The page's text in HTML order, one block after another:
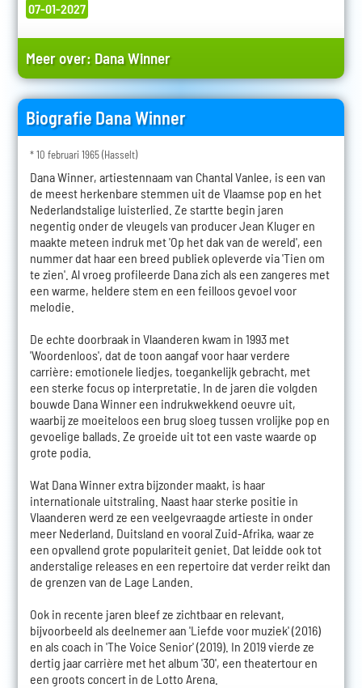
07-01-2027
Meer over: Dana Winner
Biografie Dana Winner
* 10 februari 1965 (Hasselt)
Dana Winner, artiestennaam van Chantal Vanlee, is een van
de meest herkenbare stemmen uit de Vlaamse pop en het
Nederlandstalige luisterlied. Ze startte begin jaren
negentig onder de vleugels van producer Jean Kluger en
maakte meteen indruk met 'Op het dak van de wereld', een
nummer dat haar een breed publiek opleverde via 'Tien om
te zien'. Al vroeg profileerde Dana zich als een zangeres met
een warme, heldere stem en een feilloos gevoel voor
melodie.
De echte doorbraak in Vlaanderen kwam in 1993 met
'Woordenloos', dat de toon aangaf voor haar verdere
carrière: emotionele liedjes, toegankelijk gebracht, met
een sterke focus op interpretatie. In de jaren die volgden
bouwde Dana Winner een indrukwekkend oeuvre uit,
waarbij ze moeiteloos een brug sloeg tussen vrolijke pop en
gevoelige ballads. Ze groeide uit tot een vaste waarde op
grote podia.
Wat Dana Winner extra bijzonder maakt, is haar
internationale uitstraling. Naast haar sterke positie in
Vlaanderen werd ze een veelgevraagde artieste in onder
meer Nederland, Duitsland en vooral Zuid-Afrika, waar ze
een opvallend grote populariteit geniet. Dat leidde ook tot
anderstalige releases en een repertoire dat verder reikt dan
de grenzen van de Lage Landen.
Ook in recente jaren bleef ze zichtbaar en relevant,
bijvoorbeeld als deelnemer aan 'Liefde voor muziek' (2016)
en als coach in 'The Voice Senior' (2019). In 2019 vierde ze
dertig jaar carrière met het album '30', een theatertour en
een groots concert in de Lotto Arena.